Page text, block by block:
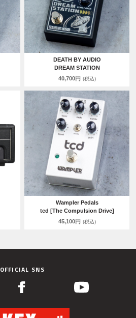
DEATH BY AUDIO
DREAM STATION
40,700円 (税込)
Wampler Pedals
tcd [The Compulsion Drive]
45,100円 (税込)
OFFICIAL SNS